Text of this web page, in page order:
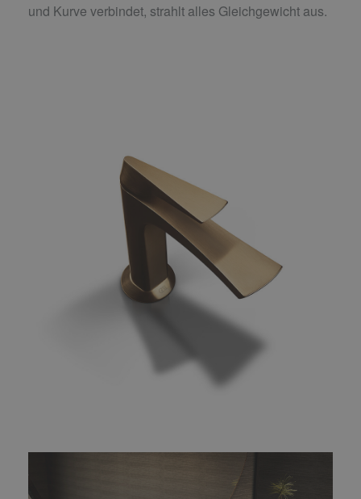
und Kurve verbindet, strahlt alles Gleichgewicht aus.